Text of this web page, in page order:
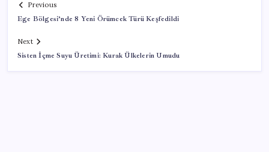
Previous
Ege Bölgesi’nde 8 Yeni Örümcek Türü Keşfedildi
Next
Sisten İçme Suyu Üretimi: Kurak Ülkelerin Umudu